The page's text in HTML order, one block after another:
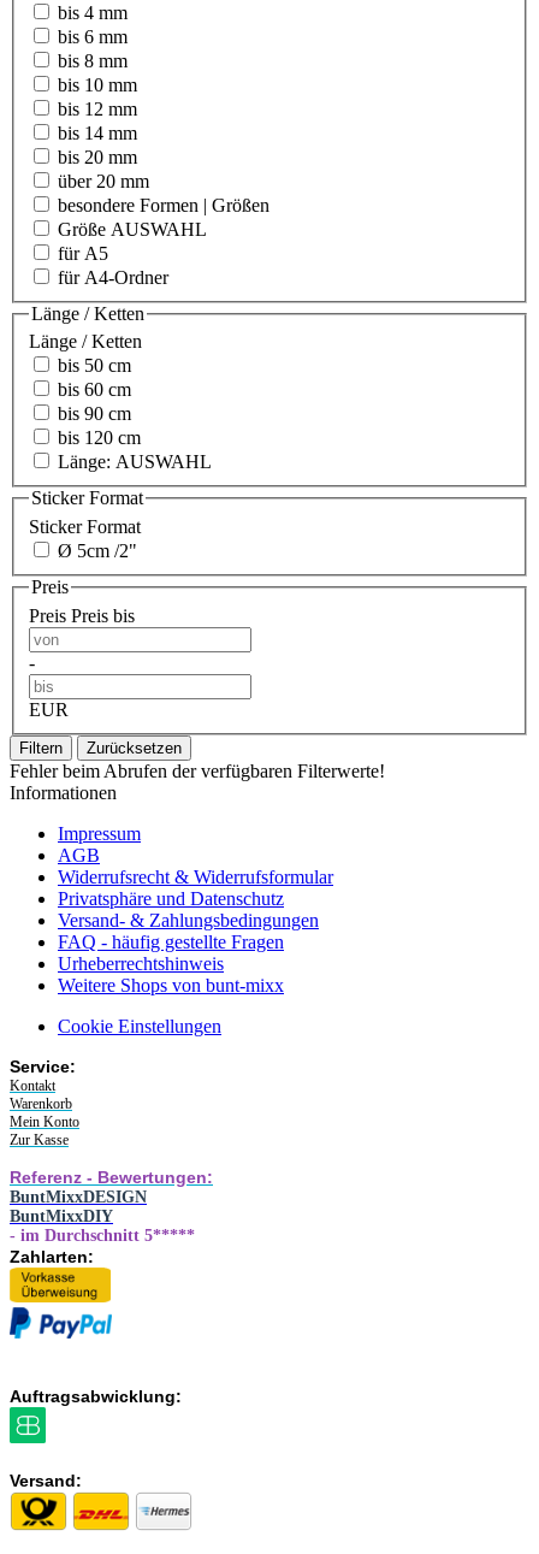
bis 4 mm
bis 6 mm
bis 8 mm
bis 10 mm
bis 12 mm
bis 14 mm
bis 20 mm
über 20 mm
besondere Formen | Größen
Größe AUSWAHL
für A5
für A4-Ordner
Länge / Ketten
Länge / Ketten
bis 50 cm
bis 60 cm
bis 90 cm
bis 120 cm
Länge: AUSWAHL
Sticker Format
Sticker Format
Ø 5cm /2"
Preis
Preis Preis bis
-
EUR
Filtern Zurücksetzen
Fehler beim Abrufen der verfügbaren Filterwerte!
Informationen
Impressum
AGB
Widerrufsrecht & Widerrufsformular
Privatsphäre und Datenschutz
Versand- & Zahlungsbedingungen
FAQ - häufig gestellte Fragen
Urheberrechtshinweis
Weitere Shops von bunt-mixx
Cookie Einstellungen
Service:
Kontakt
Warenkorb
Mein Konto
Zur Kasse
Referenz - Bewertungen:
BuntMixxDESIGN
BuntMixxDIY
- im Durchschnitt 5*****
Zahlarten:
Auftragsabwicklung:
Versand: